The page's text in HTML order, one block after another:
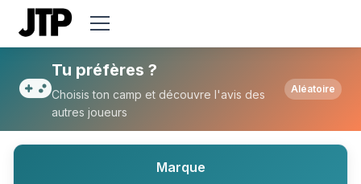
Tu préfères Adidas ou Lacoste ?
Tu préfères ?
Choisis ton camp et découvre l'avis des
autres joueurs
Aléatoire
Marque